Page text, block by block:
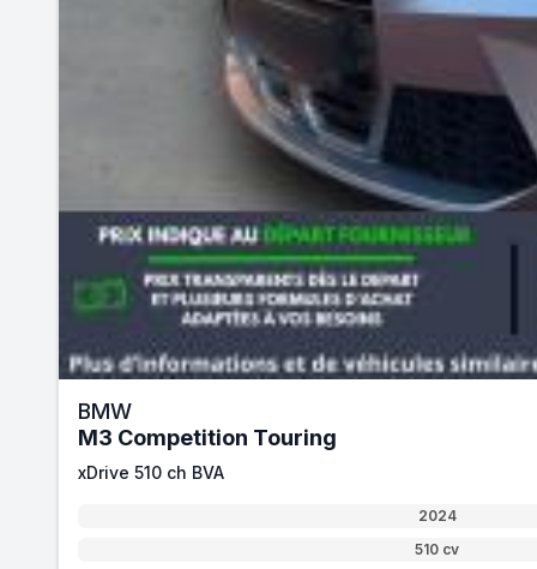
BMW
M3 Competition Touring
xDrive 510 ch BVA
2024
510 cv